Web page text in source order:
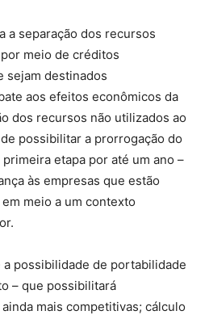
a separação dos recursos
meio de créditos
sejam destinados
aos efeitos econômicos da
dos recursos não utilizados ao
possibilitar a prorrogação do
etapa por até um ano –
às empresas que estão
meio a um contexto
a possibilidade de portabilidade
– que possibilitará
mais competitivas; cálculo